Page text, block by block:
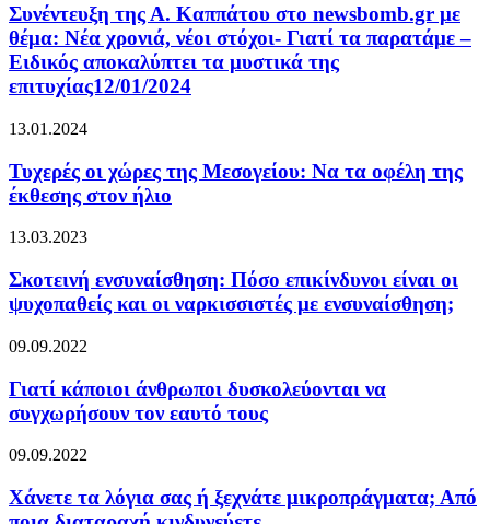
Συνέντευξη της Α. Καππάτου στο newsbomb.gr με
θέμα: Νέα χρονιά, νέοι στόχοι- Γιατί τα παρατάμε –
Ειδικός αποκαλύπτει τα μυστικά της
επιτυχίας12/01/2024
13.01.2024
Τυχερές οι χώρες της Μεσογείου: Να τα οφέλη της
έκθεσης στον ήλιο
13.03.2023
Σκοτεινή ενσυναίσθηση: Πόσο επικίνδυνοι είναι οι
ψυχοπαθείς και οι ναρκισσιστές με ενσυναίσθηση;
09.09.2022
Γιατί κάποιοι άνθρωποι δυσκολεύονται να
συγχωρήσουν τον εαυτό τους
09.09.2022
Χάνετε τα λόγια σας ή ξεχνάτε μικροπράγματα; Από